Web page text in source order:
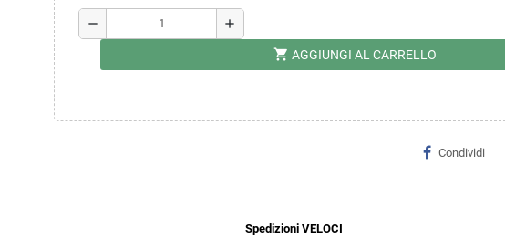
remove add
shopping_cart AGGIUNGI AL CARRELLO
Condividi
Spedizioni VELOCI